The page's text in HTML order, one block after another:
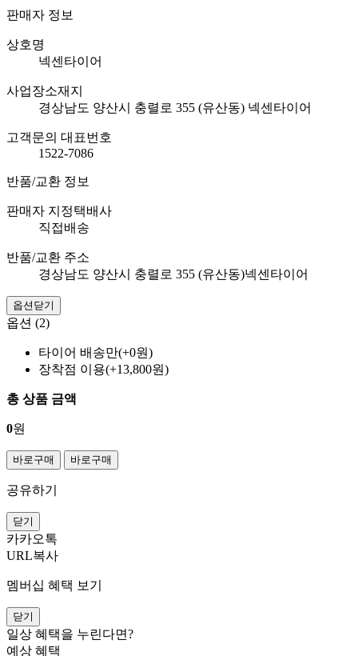
판매자 정보
상호명
넥센타이어
사업장소재지
경상남도 양산시 충렬로 355 (유산동) 넥센타이어
고객문의 대표번호
1522-7086
반품/교환 정보
판매자 지정택배사
직접배송
반품/교환 주소
경상남도 양산시 충렬로 355 (유산동)넥센타이어
옵션닫기
옵션 (2)
타이어 배송만(+0원)
장착점 이용(+13,800원)
총 상품 금액
0원
바로구매 바로구매
공유하기
닫기
카카오톡
URL복사
멤버십 혜택 보기
닫기
일상 혜택을 누린다면?
예상 혜택